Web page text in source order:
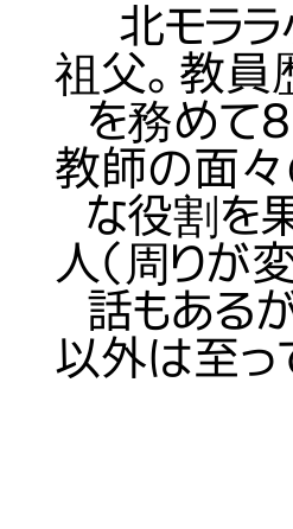
北モララ
祖父。教員
を務めて
教師の面
な役割を
人（周りが
話もある
以外は至っ